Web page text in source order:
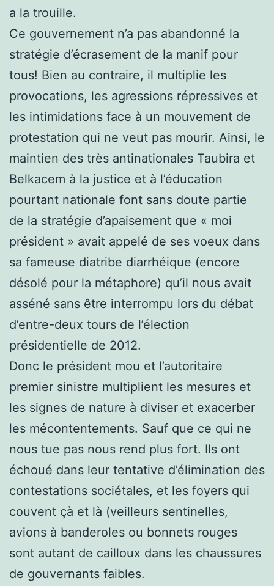
a la trouille.
Ce gouvernement n’a pas abandonné la
stratégie d’écrasement de la manif pour
tous! Bien au contraire, il multiplie les
provocations, les agressions répressives et
les intimidations face à un mouvement de
protestation qui ne veut pas mourir. Ainsi, le
maintien des très antinationales Taubira et
Belkacem à la justice et à l’éducation
pourtant nationale font sans doute partie
de la stratégie d’apaisement que « moi
président » avait appelé de ses voeux dans
sa fameuse diatribe diarrhéique (encore
désolé pour la métaphore) qu’il nous avait
asséné sans être interrompu lors du débat
d’entre-deux tours de l’élection
présidentielle de 2012.
Donc le président mou et l’autoritaire
premier sinistre multiplient les mesures et
les signes de nature à diviser et exacerber
les mécontentements. Sauf que ce qui ne
nous tue pas nous rend plus fort. Ils ont
échoué dans leur tentative d’élimination des
contestations sociétales, et les foyers qui
couvent çà et là (veilleurs sentinelles,
avions à banderoles ou bonnets rouges
sont autant de cailloux dans les chaussures
de gouvernants faibles.